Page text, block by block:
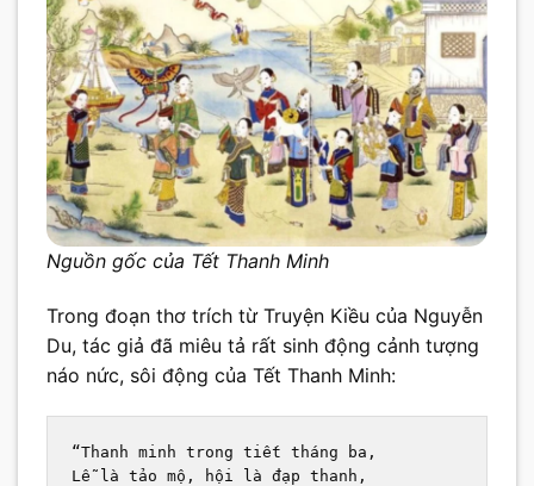
Nguồn gốc của Tết Thanh Minh
Trong đoạn thơ trích từ Truyện Kiều của Nguyễn
Du, tác giả đã miêu tả rất sinh động cảnh tượng
náo nức, sôi động của Tết Thanh Minh:
“Thanh minh trong tiết tháng ba,
Lễ là tảo mộ, hội là đạp thanh,